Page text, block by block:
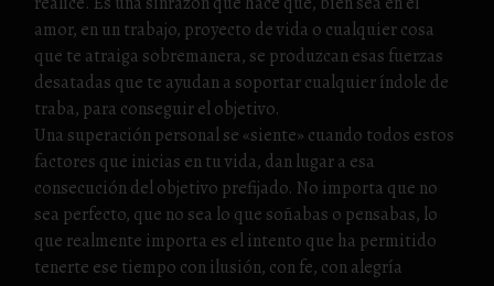
amor, en un trabajo, proyecto de vida o cualquier cosa
que te atraiga sobremanera, se produzcan esas fuerzas
desatadas que te ayudan a soportar cualquier índole de
traba, para conseguir el objetivo.
Una superación personal se «siente» cuando todos estos
factores que inicias en tu vida, dan lugar a esa
consecución del objetivo prefijado. No importa que no
sea perfecto, que no sea lo que soñabas o pensabas, lo
que realmente importa es el intento que ha permitido
tenerte ese tiempo con ilusión, con fe, con alegría